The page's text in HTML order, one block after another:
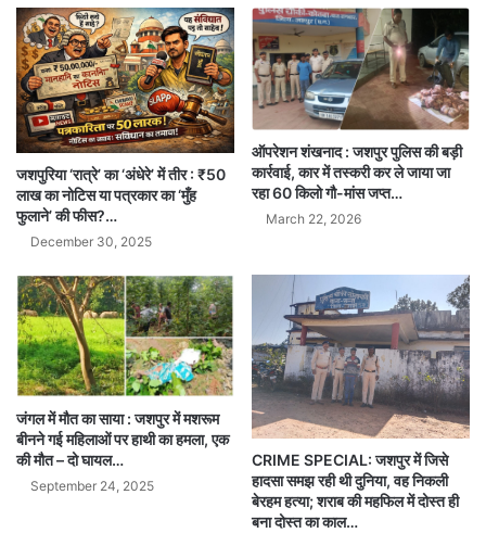
जशपुरिया ‘रात्रे’ का ‘अंधेरे’ में तीर : ₹50
लाख का नोटिस या पत्रकार का ‘मुँह
फुलाने’ की फीस?…
December 30, 2025
ऑपरेशन शंखनाद : जशपुर पुलिस की बड़ी
कार्रवाई, कार में तस्करी कर ले जाया जा
रहा 60 किलो गौ-मांस जप्त…
March 22, 2026
जंगल में मौत का साया : जशपुर में मशरूम
बीनने गई महिलाओं पर हाथी का हमला, एक
की मौत – दो घायल…
September 24, 2025
CRIME SPECIAL: जशपुर में जिसे
हादसा समझ रही थी दुनिया, वह निकली
बेरहम हत्या; शराब की महफिल में दोस्त ही
बना दोस्त का काल…